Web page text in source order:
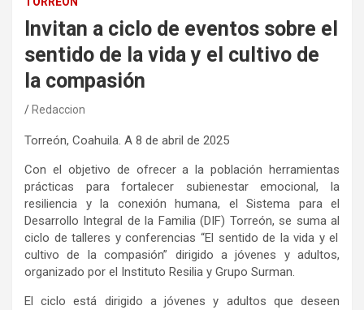
Invitan a ciclo de eventos sobre el
sentido de la vida y el cultivo de
la compasión
Redaccion
Torreón, Coahuila. A 8 de abril de 2025
Con el objetivo de ofrecera la población
herramientas
prácticas para fortalecer subienestar emocional, la
resiliencia y la conexión humana, el Sistema para el
Desarrollo Integral de la Familia (DIF) Torreón, se suma al
ciclo de talleres yconferencias “El sentido de la vida y el
cultivo de la compasión” dirigido a jóvenes y adultos,
organizado por el Instituto Resilia y Grupo Surman.
Elciclo está dirigido a jóvenes y adultos que deseen